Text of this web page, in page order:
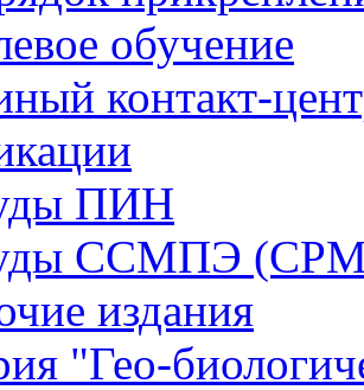
обучение
контакт-
ПИН
ССМПЭ
издания
"Гео-